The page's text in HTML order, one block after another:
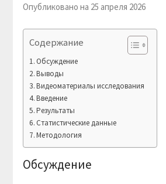
Опубликовано на 25 апреля 2026
Содержание
Обсуждение
Выводы
Видеоматериалы исследования
Введение
Результаты
Статистические данные
Методология
Обсуждение